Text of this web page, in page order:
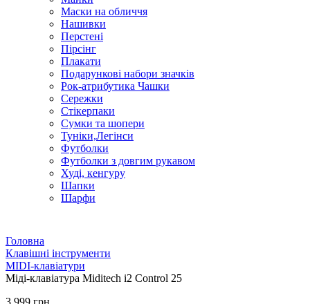
Маски на обличчя
Нашивки
Перстені
Пірсінг
Плакати
Подарункові набори значків
Рок-атрибутика Чашки
Сережки
Стікерпаки
Сумки та шопери
Туніки,Легінси
Футболки
Футболки з довгим рукавом
Худі, кенгуру
Шапки
Шарфи
Головна
Клавішні інструменти
MIDI-клавіатури
Міді-клавіатура Miditech i2 Control 25
3 999 грн